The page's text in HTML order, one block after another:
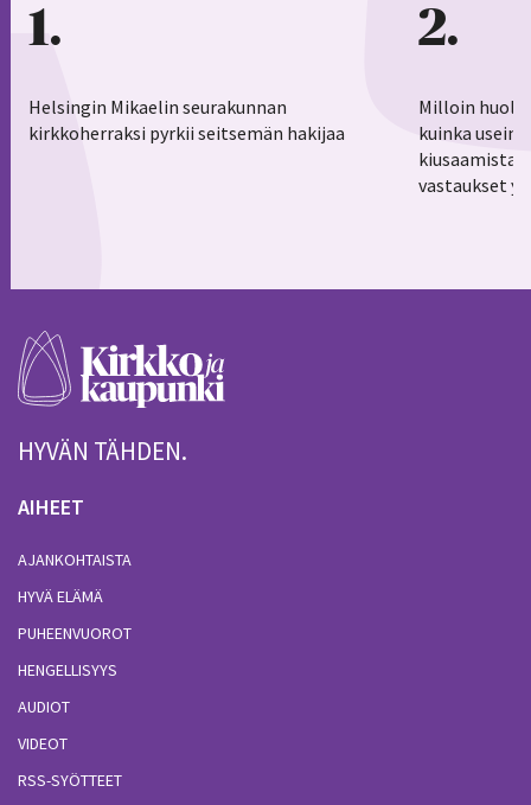
1
Helsingin Mikaelin seurakunnan
kirkkoherraksi pyrkii seitsemän hakijaa
2
Milloin
kuinka usein
vastaukset
HYVÄN TÄHDEN.
AIHEET
AJANKOHTAISTA
HYVÄ ELÄMÄ
PUHEENVUOROT
HENGELLISYYS
AUDIOT
VIDEOT
RSS-SYÖTTEET